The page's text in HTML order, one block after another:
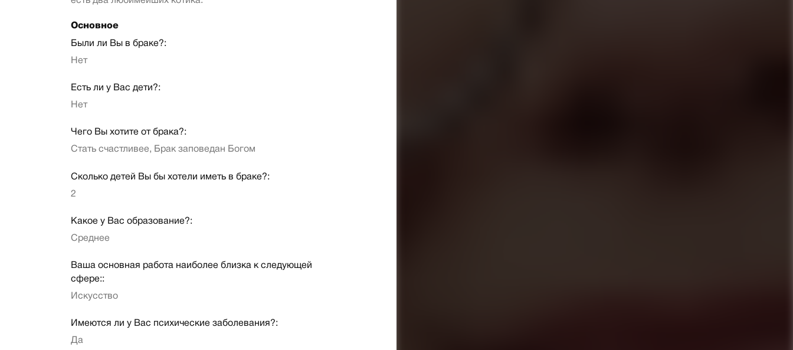
Основное
Были ли Вы в браке?:
Нет
Есть ли у Вас дети?:
Нет
Чего Вы хотите от брака?:
Стать счастливее, Брак заповедан Богом
Сколько детей Вы бы хотели иметь в браке?:
2
Какое у Вас образование?:
Среднее
Ваша основная работа наиболее близка к следующей
сфере::
Искусство
Имеются ли у Вас психические заболевания?:
Да